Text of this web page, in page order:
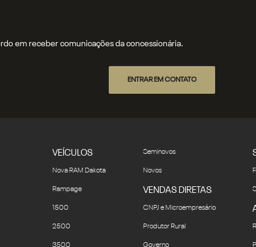
em receber comunicações da concessionária.
ENTRAR EM CONTATO
VEÍCULOS
Nova RAM Dakota
Rampage
1500
2500
3500
Seminovos
Novos
VENDAS DIRETAS
CNPJ e Microempresário
Produtor Rural
Governo